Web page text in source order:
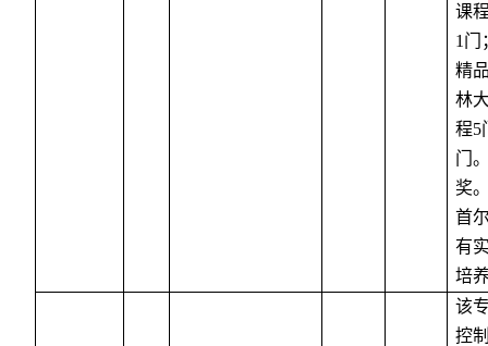
课
1 门
精
林
程5
门
奖
首
有
培
该
控